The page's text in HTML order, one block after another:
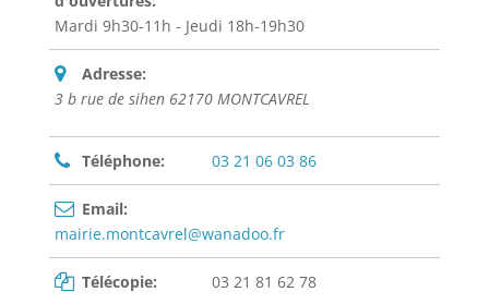
Mardi 9h30-11h - Jeudi 18h-19h30
Adresse:
3 b rue de sihen 62170 MONTCAVREL
Téléphone: 03 21 06 03 86
Email:
mairie.montcavrel@wanadoo.fr
Télécopie: 03 21 81 62 78